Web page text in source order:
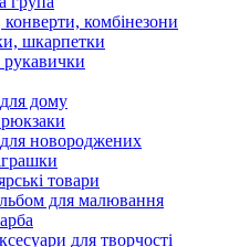
комбінезони
шкарпетки
дому
новороджених
товари
для малювання
для творчості